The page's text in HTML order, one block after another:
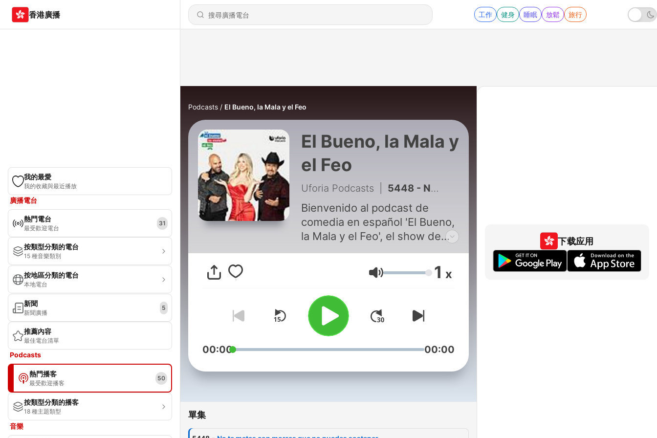
香港廣播 工作 健身 睡眠 放鬆 旅行
我的最愛
我的收藏與最近播放
廣播電台
熱門電台
最受歡迎電台
31
按類型分類的電台
15 種音樂類別
按地區分類的電台
本地電台
新聞
新聞廣播
5
推薦內容
最佳電台清單
Podcasts
熱門播客
最受歡迎播客
50
按類型分類的播客
18 種主題類型
音樂
Podcasts El Bueno, la Mala y el Feo
El Bueno, la Mala y
el Feo
Uforia Podcasts 5448 - No te metas con morras que no puedes sostener
Bienvenido al podcast de
comedia en español 'El Bueno,
la Mala y el Feo', el show de
humor latino más popular y
querido en Estados Unidos.
Conducido por Raúl Molinar (El
Pelón), Paola Sasso (La Mala) y
Andrés Maldonado (El Feo),
este show te sacará risas y
carcajadas mientras exploran
las noticias más insólitas y
singulares visiones de la vida
anécdotas cómicas y parodias
por los mejores humoristas
音量 1 x
00:00 00:00
單集
下载应用